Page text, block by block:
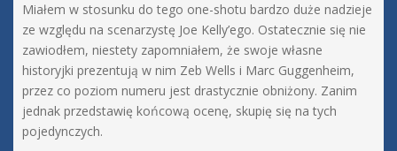
Miałem w stosunku do tego one-shotu bardzo duże nadzieje
ze względu na scenarzystę Joe Kelly’ego. Ostatecznie się nie
zawiodłem, niestety zapomniałem, że swoje własne
historyjki prezentują w nim Zeb Wells i Marc Guggenheim,
przez co poziom numeru jest drastycznie obniżony. Zanim
jednak przedstawię końcową ocenę, skupię się na tych
pojedynczych.